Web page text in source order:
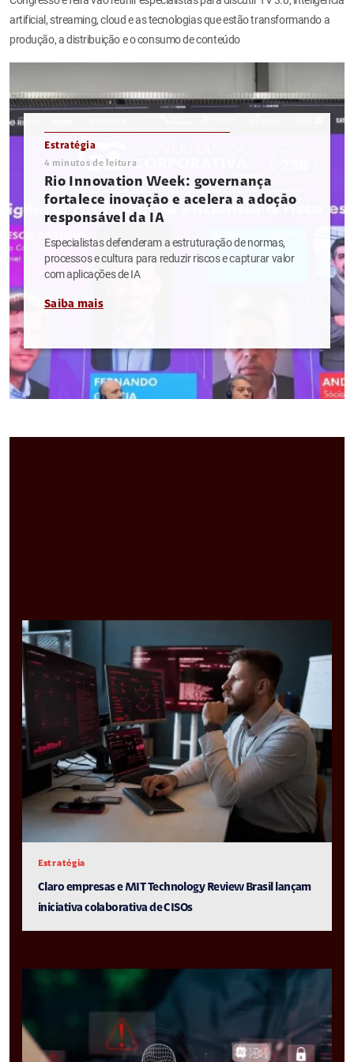
artificial, streaming, cloud e as tecnologias que estão transformando a
produção, a distribuição e o consumo de conteúdo
Estratégia
4 minutos de leitura
Rio Innovation Week: governança
fortalece inovação e acelera a adoção
responsável da IA
Especialistas defenderam a estruturação de normas,
processos e cultura para reduzir riscos e capturar valor
com aplicações de IA
Saiba mais
Estratégia
Claro empresas e MIT Technology Review Brasil lançam
iniciativa colaborativa de CISOs